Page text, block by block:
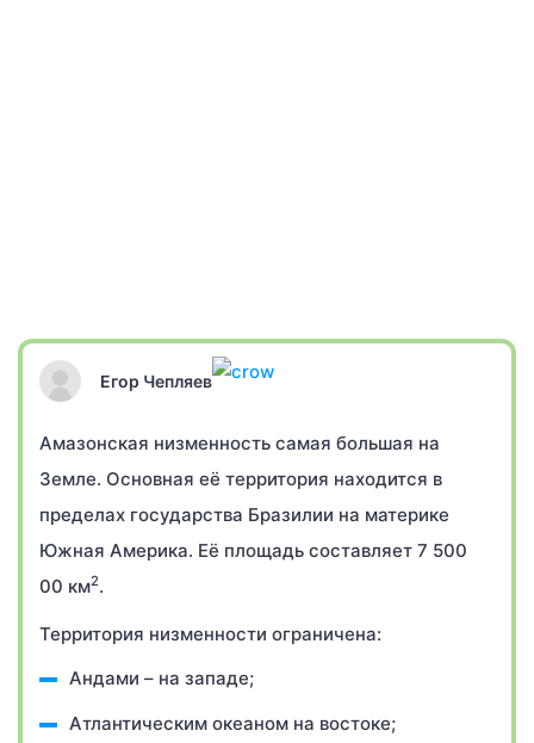
Егор Чепляев
Амазонская низменность самая большая на
Земле. Основная её территория находится в
пределах государства Бразилии на материке
Южная Америка. Её площадь составляет 7 500
00 км2.
Территория низменности ограничена:
Андами – на западе;
Атлантическим океаном на востоке;